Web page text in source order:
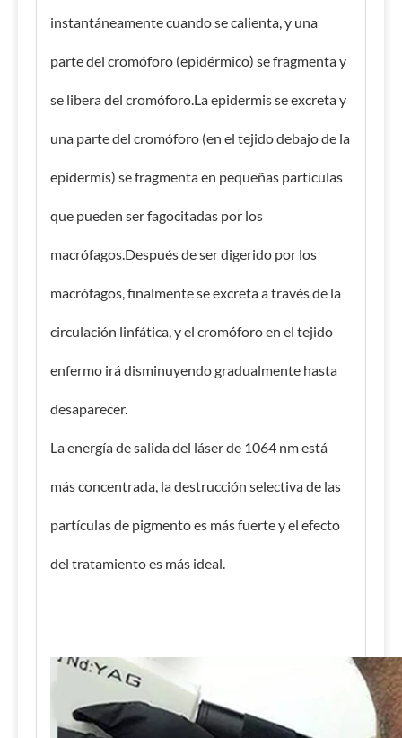
instantáneamente cuando se calienta, y una
parte del cromóforo (epidérmico) se fragmenta y
se libera del cromóforo.La epidermis se excreta y
una parte del cromóforo (en el tejido debajo de la
epidermis) se fragmenta en pequeñas partículas
que pueden ser fagocitadas por los
macrófagos.Después de ser digerido por los
macrófagos, finalmente se excreta a través de la
circulación linfática, y el cromóforo en el tejido
enfermo irá disminuyendo gradualmente hasta
desaparecer.
La energía de salida del láser de 1064 nm está
más concentrada, la destrucción selectiva de las
partículas de pigmento es más fuerte y el efecto
del tratamiento es más ideal.